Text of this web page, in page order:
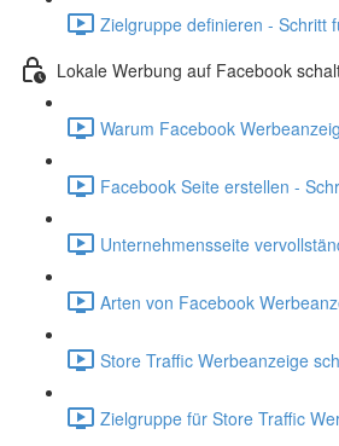
Zielgruppe definieren - Schritt
Lokale Werbung auf Facebook
Warum Facebook
Facebook Seite erstellen -
Unternehmensseite
Arten von Facebook
Store Traffic Werbeanzeige
Zielgruppe für Store Traffic